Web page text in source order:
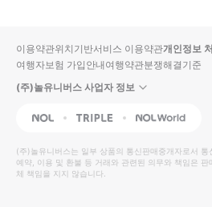
입니
다.
높
은
순
동
영
상
순
상
이용약관위치기반서비스 이용약관개인정보
여행자보험 가입안내여행약관분쟁해결기준
(주)놀유니버스 사업자 정보
NOL Triple Interpark Global
(주)놀유니버스는 일부 상품의 통신판매중개자로서
예약, 이용 및 환불 등 거래와 관련된 의무와 책임은 판
체 책임을 지지 않습니다.